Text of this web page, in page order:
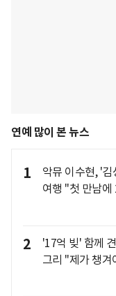
연예 많이 본 뉴스
1
악뮤 이수현, '
여행 "첫 만남
2
'17억 빚' 함께
그리 "제가 챙겨